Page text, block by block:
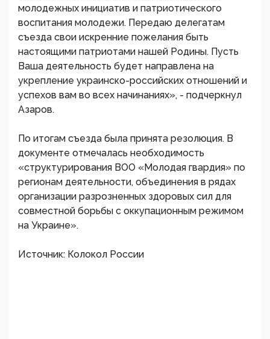
молодежных инициатив и патриотического
воспитания молодежи. Передаю делегатам
съезда свои искренние пожелания быть
настоящими патриотами нашей Родины. Пусть
Ваша деятельность будет направлена на
укрепление украинско-российских отношений и
успехов вам во всех начинаниях», - подчеркнул
Азаров.
По итогам съезда была принята резолюция. В
документе отмечалась необходимость
«структурирования ВОО «Молодая гвардия» по
регионам деятельности, объединения в рядах
организации разрозненных здоровых сил для
совместной борьбы с оккупационным режимом
на Украине».
Источник: Колокол России